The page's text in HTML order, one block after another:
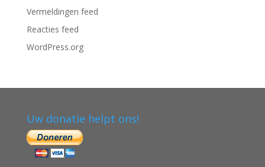
Vermeldingen feed
Reacties feed
WordPress.org
Uw donatie helpt ons!